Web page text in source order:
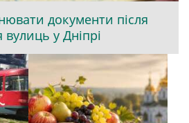
документи після
у Дніпрі